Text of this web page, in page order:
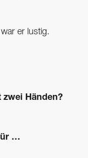
er lustig.
zwei Händen?
…